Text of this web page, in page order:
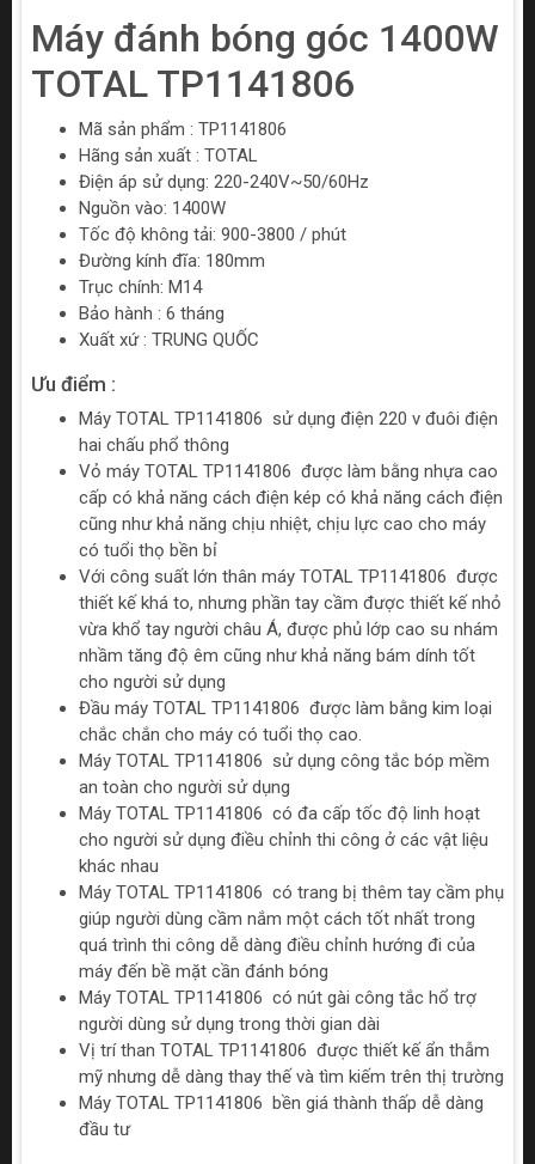
Máy đánh bóng góc 1400W
TOTAL TP1141806
Mã sản phẩm : TP1141806
Hãng sản xuất : TOTAL
Điện áp sử dụng: 220-240V~50/60Hz
Nguồn vào: 1400W
Tốc độ không tải: 900-3800 / phút
Đường kính đĩa: 180mm
Trục chính: M14
Bảo hành : 6 tháng
Xuất xứ : TRUNG QUỐC
Ưu điểm :
Máy TOTAL TP1141806 sử dụng điện 220 v đuôi điện
hai chấu phổ thông
Vỏ máy TOTAL TP1141806 được làm bằng nhựa cao
cấp có khả năng cách điện kép có khả năng cách điện
cũng như khả năng chịu nhiệt, chịu lực cao cho máy
có tuổi thọ bền bỉ
Với công suất lớn thân máy TOTAL TP1141806 được
thiết kế khá to, nhưng phần tay cầm được thiết kế nhỏ
vừa khổ tay người châu Á, được phủ lớp cao su nhám
nhầm tăng độ êm cũng như khả năng bám dính tốt
cho người sử dụng
Đầu máy TOTAL TP1141806 được làm bằng kim loại
chắc chắn cho máy có tuổi thọ cao.
Máy TOTAL TP1141806 sử dụng công tắc bóp mềm
an toàn cho người sử dụng
Máy TOTAL TP1141806 có đa cấp tốc độ linh hoạt
cho người sử dụng điều chỉnh thi công ở các vật liệu
khác nhau
Máy TOTAL TP1141806 có trang bị thêm tay cầm phụ
giúp người dùng cầm nắm một cách tốt nhất trong
quá trình thi công dễ dàng điều chỉnh hướng đi của
máy đến bề mặt cần đánh bóng
Máy TOTAL TP1141806 có nút gài công tắc hổ trợ
người dùng sử dụng trong thời gian dài
Vị trí than TOTAL TP1141806 được thiết kế ẩn thẫm
mỹ nhưng dễ dàng thay thế và tìm kiếm trên thị trường
Máy TOTAL TP1141806 bền giá thành thấp dễ dàng
đầu tư